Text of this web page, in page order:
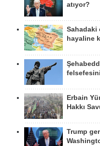
atıyor?
Sahadaki
hayaline
Erbain
Hakkı
Trump